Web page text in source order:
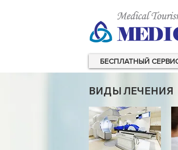
БЕСПЛАТНЫЙ
ВИДЫ ЛЕЧЕНИЯ